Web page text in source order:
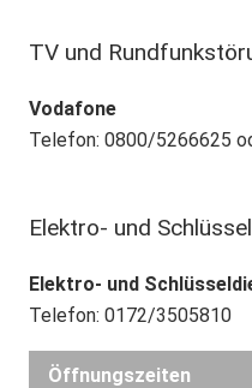
TV und
Vodafone
Telefon: 0800/5266625
Elektro- und
Elektro- und
Telefon: 0172/3505810
Öffnungszeiten